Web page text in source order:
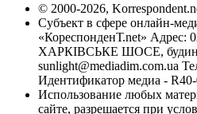
© 2000-2026,
Субъект в сфере онлайн-
«КореспонденТ.net» Адрес:
ХАРКІВСЬКЕ ШОСЕ,
sunlight@mediadim.com.ua
Идентификатор медиа -
Использование любых
сайте, разрешается при